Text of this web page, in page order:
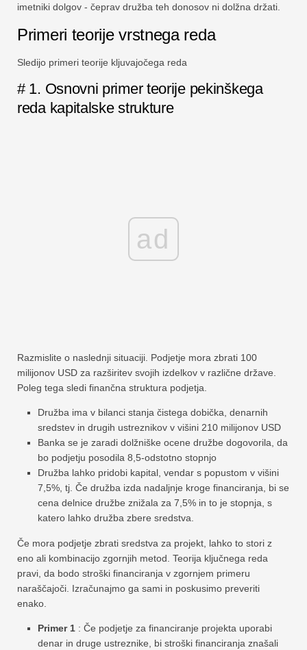
imetniki dolgov - čeprav družba teh donosov ni dolžna držati.
Primeri teorije vrstnega reda
Sledijo primeri teorije kljuvajočega reda
# 1. Osnovni primer teorije pekinškega
reda kapitalske strukture
ad
Razmislite o naslednji situaciji. Podjetje mora zbrati 100
milijonov USD za razširitev svojih izdelkov v različne države.
Poleg tega sledi finančna struktura podjetja.
Družba ima v bilanci stanja čistega dobička, denarnih
sredstev in drugih ustreznikov v višini 210 milijonov USD
Banka se je zaradi dolžniške ocene družbe dogovorila, da
bo podjetju posodila 8,5-odstotno stopnjo
Družba lahko pridobi kapital, vendar s popustom v višini
7,5%, tj. Če družba izda nadaljnje kroge financiranja, bi se
cena delnice družbe znižala za 7,5% in to je stopnja, s
katero lahko družba zbere sredstva.
Če mora podjetje zbrati sredstva za projekt, lahko to stori z
eno ali kombinacijo zgornjih metod. Teorija ključnega reda
pravi, da bodo stroški financiranja v zgornjem primeru
naraščajoči. Izračunajmo ga sami in poskusimo preveriti
enako.
Primer 1 : Če podjetje za financiranje projekta uporabi
denar in druge ustreznike, bi stroški financiranja znašali